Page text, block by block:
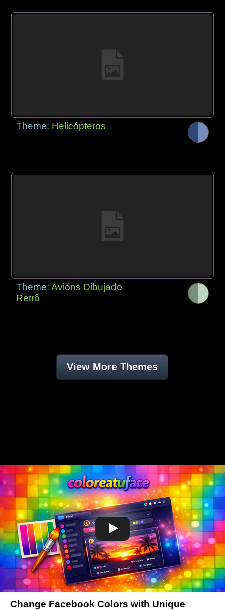
Theme: Helicópteros
Theme:Avións Dibujado
Retrô
View More Themes
Change Facebook Colors with Unique